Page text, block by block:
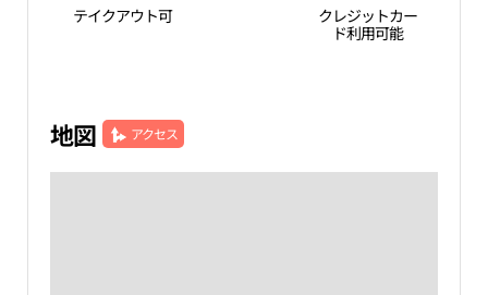
テイクアウト可
クレジットカー
ド利用可能
地図 アクセス